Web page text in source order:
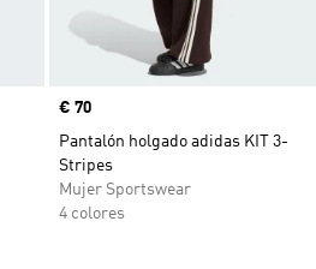
Precio
€ 70
Pantalón holgado adidas KIT 3-
Stripes
Mujer Sportswear
4 colores